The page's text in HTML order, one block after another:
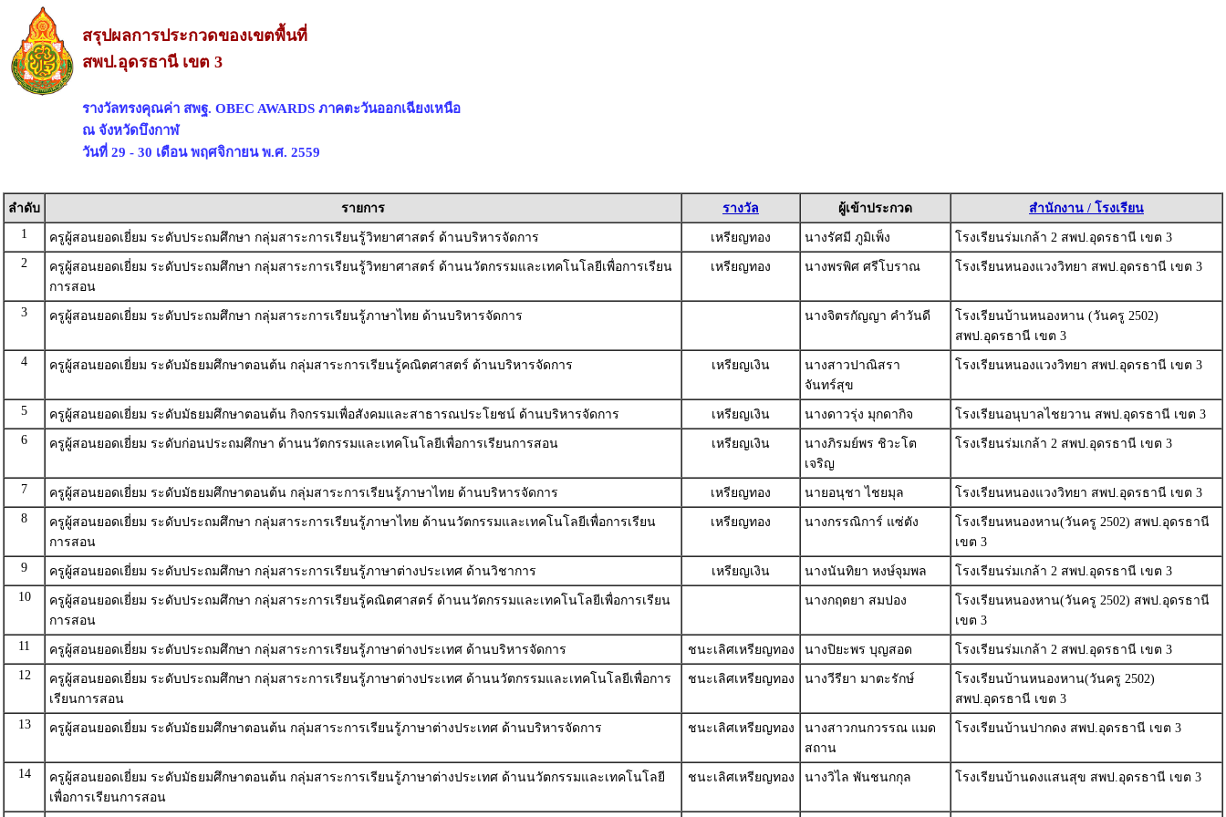
สรุปผลการประกวดของเขตพื้นที่
สพป.อุดรธานี เขต 3
รางวัลทรงคุณค่า สพฐ. OBEC AWARDS ภาคตะวันออกเฉียงเหนือ
ณ จังหวัดบึงกาฬ
วันที่ 29 - 30 เดือน พฤศจิกายน พ.ศ. 2559
ลำดับ รายการ รางวัล ผู้เข้าประกวด
สำนักงาน / โรงเรียน
1
ครูผู้สอนยอดเยี่ยม ระดับประถมศึกษา กลุ่มสาระการเรียนรู้วิทยาศาสตร์ ด้านบริหารจัดการ เหรียญทอง นางรัศมี ภูมิเพ็ง
โรงเรียนร่มเกล้า 2 สพป.อุดรธานี เขต 3
2
ครูผู้สอนยอดเยี่ยม ระดับประถมศึกษา กลุ่มสาระการเรียนรู้วิทยาศาสตร์ ด้านนวัตกรรมและเทคโนโลยีเพื่อการเรียน
การสอน
เหรียญทอง นางพรพิศ ศรีโบราณ โรงเรียนหนองแวงวิทยา สพป.อุดรธานี เขต 3
3 ครูผู้สอนยอดเยี่ยม ระดับประถมศึกษา กลุ่มสาระการเรียนรู้ภาษาไทย ด้านบริหารจัดการ นางจิตรกัญญา คำวันดี
โรงเรียนบ้านหนองหาน (วันครู 2502)
สพป.อุดรธานี เขต 3
4
ครูผู้สอนยอดเยี่ยม ระดับมัธยมศึกษาตอนต้น กลุ่มสาระการเรียนรู้คณิตศาสตร์ ด้านบริหารจัดการ เหรียญเงิน
นางสาวปาณิสรา
จันทร์สุข
โรงเรียนหนองแวงวิทยา สพป.อุดรธานี เขต 3
5 ครูผู้สอนยอดเยี่ยม ระดับมัธยมศึกษาตอนต้น กิจกรรมเพื่อสังคมและสาธารณประโยชน์ ด้านบริหารจัดการ เหรียญเงิน นางดาวรุ่ง มุกดากิจ
โรงเรียนอนุบาลไชยวาน สพป.อุดรธานี เขต 3
6
ครูผู้สอนยอดเยี่ยม ระดับก่อนประถมศึกษา ด้านนวัตกรรมและเทคโนโลยีเพื่อการเรียนการสอน เหรียญเงิน
นางภิรมย์พร ชิวะโต
เจริญ
โรงเรียนร่มเกล้า 2 สพป.อุดรธานี เขต 3
7 ครูผู้สอนยอดเยี่ยม ระดับมัธยมศึกษาตอนต้น กลุ่มสาระการเรียนรู้ภาษาไทย ด้านบริหารจัดการ เหรียญทอง นายอนุชา ไชยมุล
โรงเรียนหนองแวงวิทยา สพป.อุดรธานี เขต 3
8
ครูผู้สอนยอดเยี่ยม ระดับประถมศึกษา กลุ่มสาระการเรียนรู้ภาษาไทย ด้านนวัตกรรมและเทคโนโลยีเพื่อการเรียน
การสอน
เหรียญทอง นางกรรณิการ์ แซ่ตัง
โรงเรียนหนองหาน(วันครู 2502) สพป.อุดรธานี
เขต 3
9
ครูผู้สอนยอดเยี่ยม ระดับประถมศึกษา กลุ่มสาระการเรียนรู้ภาษาต่างประเทศ ด้านวิชาการ เหรียญเงิน นางนันทิยา หงษ์จุมพล
โรงเรียนร่มเกล้า 2 สพป.อุดรธานี เขต 3
10
ครูผู้สอนยอดเยี่ยม ระดับประถมศึกษา กลุ่มสาระการเรียนรู้คณิตศาสตร์ ด้านนวัตกรรมและเทคโนโลยีเพื่อการเรียน
การสอน
นางกฤตยา สมปอง
โรงเรียนหนองหาน(วันครู 2502) สพป.อุดรธานี
เขต 3
11
ครูผู้สอนยอดเยี่ยม ระดับประถมศึกษา กลุ่มสาระการเรียนรู้ภาษาต่างประเทศ ด้านบริหารจัดการ ชนะเลิศเหรียญทอง นางปิยะพร บุญสอด
โรงเรียนร่มเกล้า 2 สพป.อุดรธานี เขต 3
12
ครูผู้สอนยอดเยี่ยม ระดับประถมศึกษา กลุ่มสาระการเรียนรู้ภาษาต่างประเทศ ด้านนวัตกรรมและเทคโนโลยีเพื่อการ
เรียนการสอน
ชนะเลิศเหรียญทอง นางวีรียา มาตะรักษ์
โรงเรียนบ้านหนองหาน(วันครู 2502)
สพป.อุดรธานี เขต 3
13
ครูผู้สอนยอดเยี่ยม ระดับมัธยมศึกษาตอนต้น กลุ่มสาระการเรียนรู้ภาษาต่างประเทศ ด้านบริหารจัดการ ชนะเลิศเหรียญทอง
นางสาวกนกวรรณ แมด
สถาน
โรงเรียนบ้านปากดง สพป.อุดรธานี เขต 3
14
ครูผู้สอนยอดเยี่ยม ระดับมัธยมศึกษาตอนต้น กลุ่มสาระการเรียนรู้ภาษาต่างประเทศ ด้านนวัตกรรมและเทคโนโลยี
เพื่อการเรียนการสอน
ชนะเลิศเหรียญทอง นางวิไล พันชนกกุล โรงเรียนบ้านดงแสนสุข สพป.อุดรธานี เขต 3